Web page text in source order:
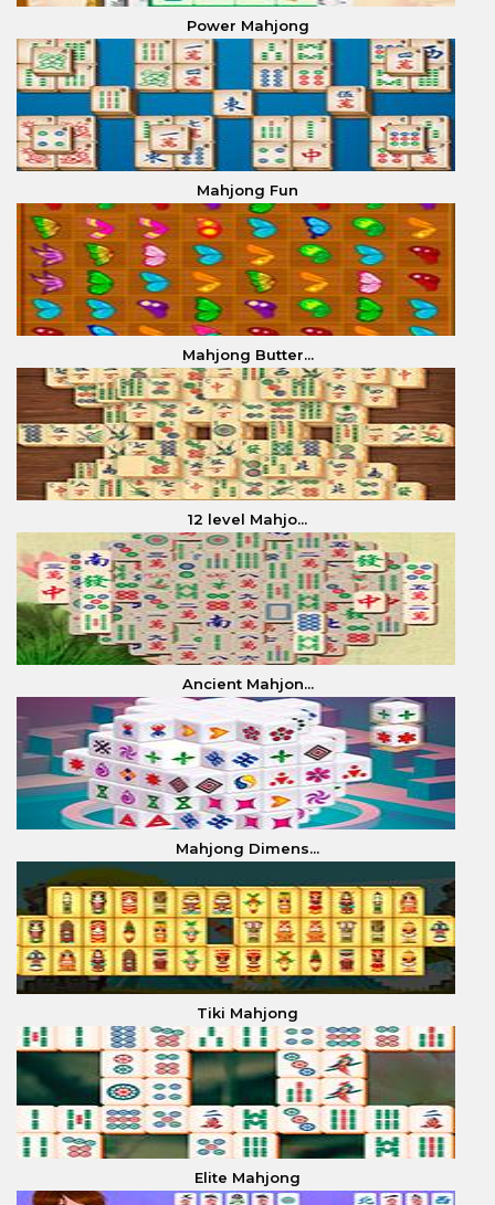
Power Mahjong
Mahjong Fun
Mahjong Butter...
12 level Mahjo...
Ancient Mahjon...
Mahjong Dimens...
Tiki Mahjong
Elite Mahjong